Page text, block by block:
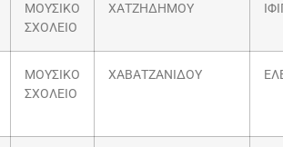
ΜΟΥΣΙΚΟ
ΣΧΟΛΕΙΟ
ΧΑΤΖΗΔΗΜΟΥ
ΜΟΥΣΙΚΟ
ΣΧΟΛΕΙΟ
ΧΑΒΑΤΖΑΝΙΔΟΥ